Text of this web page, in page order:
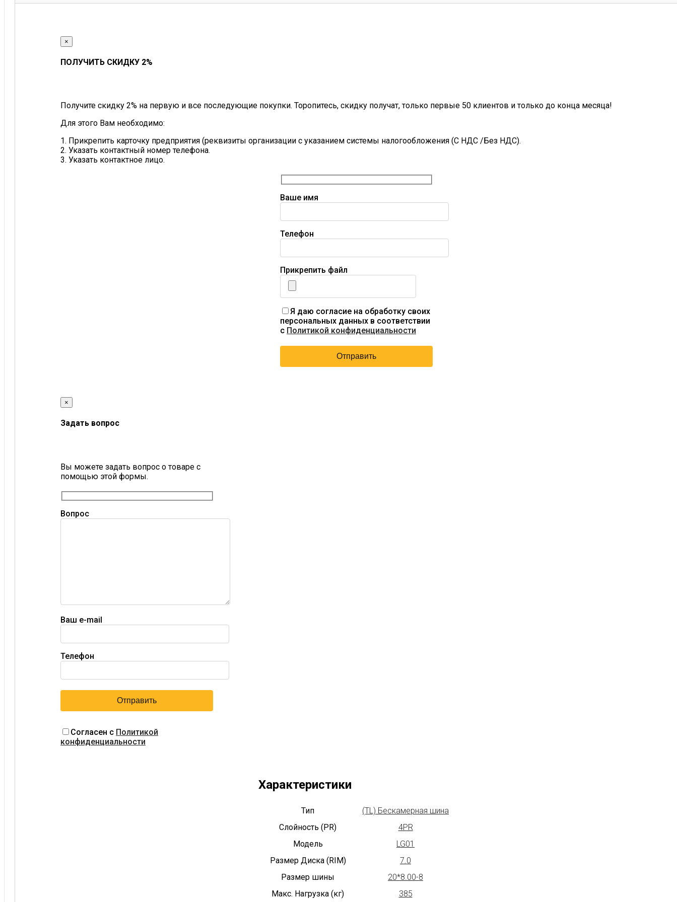
×
ПОЛУЧИТЬ СКИДКУ 2%
Получите скидку 2% на первую и все последующие покупки. Торопитесь, скидку получат, только первые 50 клиентов и только до конца месяца!
Для этого Вам необходимо:
1. Прикрепить карточку предприятия (реквизиты организации с указанием системы налогообложения (С НДС /Без НДС).
2. Указать контактный номер телефона.
3. Указать контактное лицо.
Ваше имя
Телефон
Прикрепить файл
Я даю согласие на обработку своих
персональных данных в соответствии
с Политикой конфиденциальности
×
Задать вопрос
Вы можете задать вопрос о товаре с
помощью этой формы.
Вопрос
Ваш e-mail
Телефон
Согласен с Политикой
конфиденциальности
Характеристики
Тип
(TL) Бескамерная шина
Слойность (PR)
4PR
Модель
LG01
Размер Диска (RIM)
7.0
Размер шины
20*8.00-8
Макс. Нагрузка (кг)
385